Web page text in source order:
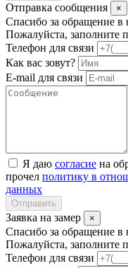
Отправка сообщения ×
Спасибо за обращение
Пожалуйста, заполните
Телефон для связи
Как вас зовут?
E-mail для связи
Я даю согласие на
прочел политику в
данных
Отправить
Заявка на замер ×
Спасибо за обращение
Пожалуйста, заполните
Телефон для связи